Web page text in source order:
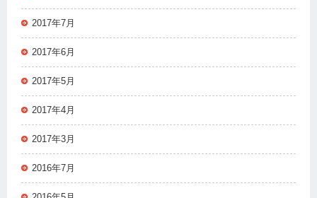
2017年7月
2017年6月
2017年5月
2017年4月
2017年3月
2016年7月